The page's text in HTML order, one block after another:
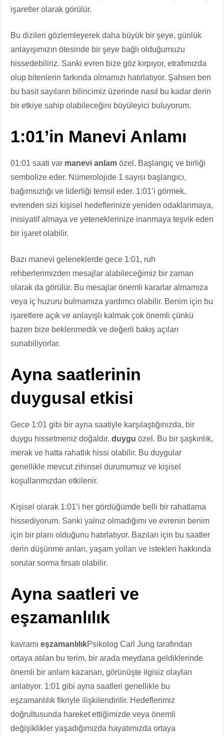
işaretler olarak görülür.
Bu dizileri gözlemleyerek daha büyük bir şeye, günlük
anlayışımızın ötesinde bir şeye bağlı olduğumuzu
hissedebiliriz. Sanki evren bize göz kırpıyor, etrafımızda
olup bitenlerin farkında olmamızı hatırlatıyor. Şahsen ben
bu basit sayıların bilincimiz üzerinde nasıl bu kadar derin
bir etkiye sahip olabileceğini büyüleyici buluyorum.
1:01’in Manevi Anlamı
01:01 saati var manevi anlam özel. Başlangıç ​​ve birliği
sembolize eder. Nümerolojide 1 sayısı başlangıcı,
bağımsızlığı ve liderliği temsil eder. 1:01’i görmek,
evrenden sizi kişisel hedeflerinize yeniden odaklanmaya,
inisiyatif almaya ve yeteneklerinize inanmaya teşvik eden
bir işaret olabilir.
Bazı manevi geleneklerde gece 1:01, ruh
rehberlerimizden mesajlar alabileceğimiz bir zaman
olarak da görülür. Bu mesajlar önemli kararlar almamıza
veya iç huzuru bulmamıza yardımcı olabilir. Benim için bu
işaretlere açık ve anlayışlı kalmak çok önemli çünkü
bazen bize beklenmedik ve değerli bakış açıları
sunabiliyorlar.
Ayna saatlerinin
duygusal etkisi
Gece 1:01 gibi bir ayna saatiyle karşılaştığınızda, bir
duygu hissetmeniz doğaldır. duygu özel. Bu bir şaşkınlık,
merak ve hatta rahatlık hissi olabilir. Bu duygular
genellikle mevcut zihinsel durumumuz ve kişisel
koşullarımızdan etkilenir.
Kişisel olarak 1:01’i her gördüğümde belli bir rahatlama
hissediyorum. Sanki yalnız olmadığımı ve evrenin benim
için bir planı olduğunu hatırlatıyor. Bazıları için bu saatler
derin düşünme anları, yaşam yolları ve istekleri hakkında
sorular sorma fırsatı olabilir.
Ayna saatleri ve
eşzamanlılık
kavramı eşzamanlılıkPsikolog Carl Jung tarafından
ortaya atılan bu terim, bir arada meydana geldiklerinde
önemli bir anlam kazanan, görünüşte ilgisiz olayları
anlatıyor. 1:01 gibi ayna saatleri genellikle bu
eşzamanlılık fikriyle ilişkilendirilir. Hedeflerimiz
doğrultusunda hareket ettiğimizde veya önemli
değişiklikler yaşadığımızda hayatımızda ortaya